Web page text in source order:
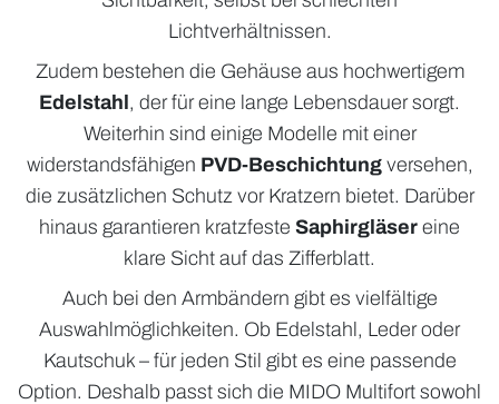
Lichtverhältnissen.
Zudem bestehen die Gehäuse aus hochwertigem
Edelstahl , der für eine lange Lebensdauer sorgt.
Weiterhin sind einige Modelle mit einer
widerstandsfähigen PVD-Beschichtungversehen,
die zusätzlichen Schutz vor Kratzern bietet. Darüber
hinaus garantieren kratzfeste Saphirgläser eine
klare Sicht auf das Zifferblatt.
Auch bei den Armbändern gibt es vielfältige
Auswahlmöglichkeiten. Ob Edelstahl, Leder oder
Kautschuk – für jeden Stil gibt es eine passende
Option. Deshalb passt sich die MIDO Multifort sowohl